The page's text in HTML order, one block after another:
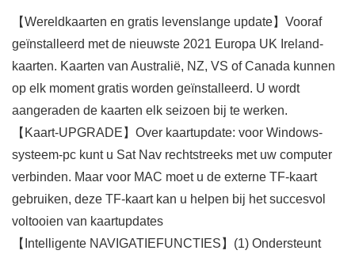
【Wereldkaarten en gratis levenslange update】Vooraf
geïnstalleerd met de nieuwste 2021 Europa UK Ireland-
kaarten. Kaarten van Australië, NZ, VS of Canada kunnen
op elk moment gratis worden geïnstalleerd. U wordt
aangeraden de kaarten elk seizoen bij te werken.
【Kaart-UPGRADE】Over kaartupdate: voor Windows-
systeem-pc kunt u Sat Nav rechtstreeks met uw computer
verbinden. Maar voor MAC moet u de externe TF-kaart
gebruiken, deze TF-kaart kan u helpen bij het succesvol
voltooien van kaartupdates
【Intelligente NAVIGATIEFUNCTIES】(1) Ondersteunt